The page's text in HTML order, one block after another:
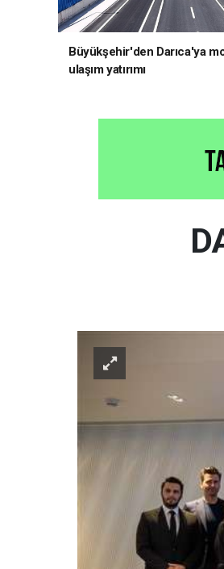
Büyükşehir'den Darıca'ya
ulaşım yatırımı